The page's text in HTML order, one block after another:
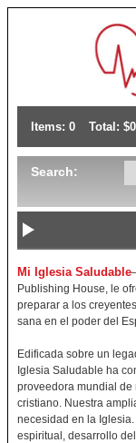
Items: 0 Total:
Search:
Mi Iglesia Saludable
Publishing House, le
preparar a los
sana en el poder del
Edificada sobre un
Iglesia Saludable ha
proveedora mundial de
cristiano. Nuestra
necesidad en la
espiritual, desarrollo